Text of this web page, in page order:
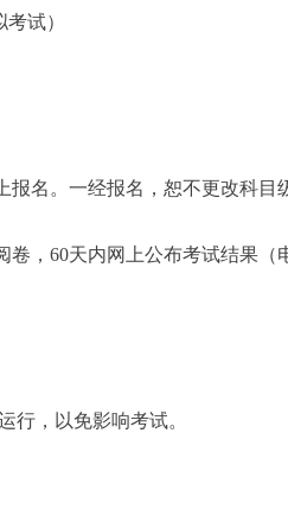
试）
名。一经报名，恕不更改科目
，60天内网上公布考试结果（
行，以免影响考试。